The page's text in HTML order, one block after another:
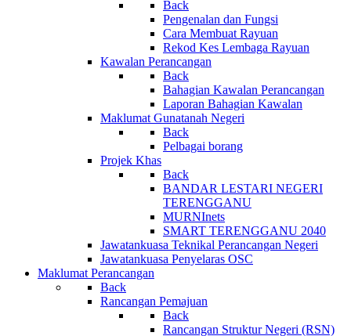
Back
Pengenalan dan Fungsi
Cara Membuat Rayuan
Rekod Kes Lembaga Rayuan
Kawalan Perancangan
Back
Bahagian Kawalan Perancangan
Laporan Bahagian Kawalan
Maklumat Gunatanah Negeri
Back
Pelbagai borang
Projek Khas
Back
BANDAR LESTARI NEGERI
TERENGGANU
MURNInets
SMART TERENGGANU 2040
Jawatankuasa Teknikal Perancangan Negeri
Jawatankuasa Penyelaras OSC
Maklumat Perancangan
Back
Rancangan Pemajuan
Back
Rancangan Struktur Negeri (RSN)